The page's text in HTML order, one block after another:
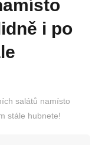
i po
salátů namísto
stále hubnete!